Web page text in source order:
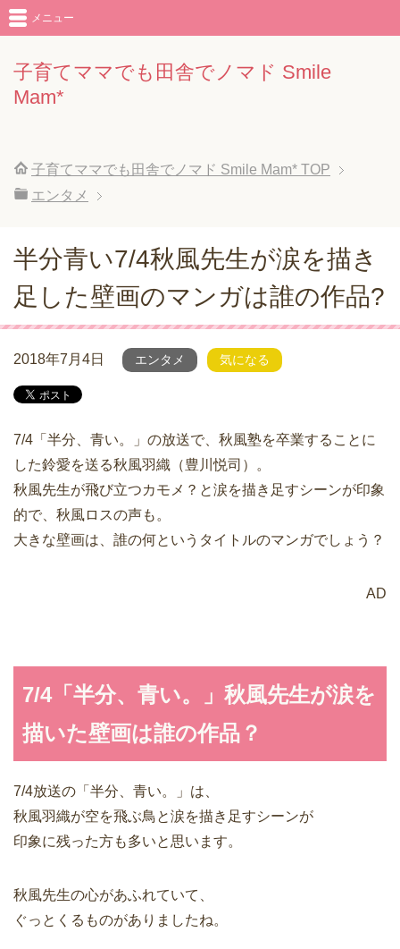
子育てママでも田舎でノマド Smile
Mam*
メニュー
子育てママでも田舎でノマド Smile Mam* TOP
エンタメ
半分青い7/4秋風先生が涙を描き
足した壁画のマンガは誰の作品?
2018年7月4日 エンタメ 気になる
7/4「半分、青い。」の放送で、秋風塾を卒業することに
した鈴愛を送る秋風羽織（豊川悦司）。
秋風先生が飛び立つカモメ？と涙を描き足すシーンが印象
的で、秋風ロスの声も。
大きな壁画は、誰の何というタイトルのマンガでしょう？
AD
7/4「半分、青い。」秋風先生が涙を
描いた壁画は誰の作品？
7/4放送の「半分、青い。」は、
秋風羽織が空を飛ぶ鳥と涙を描き足すシーンが
印象に残った方も多いと思います。
秋風先生の心があふれていて、
ぐっとくるものがありましたね。